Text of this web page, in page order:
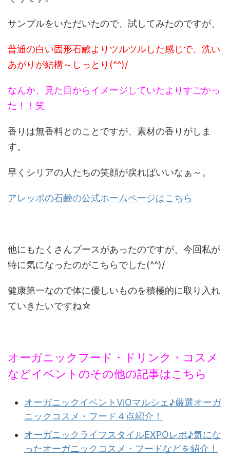
サンプルをいただいたので、試してみたのですが、
普通の白い固形石鹸よりツルツルした感じで、洗い
あがりが結構～しっとり(^^)/
なんか、見た目からイメージしていたよりすごかっ
た！！笑
香りは無香料とのことですが、素材の香りがしま
す。
早くシリアの人たちの笑顔が戻ればいいなぁ～。
アレッポの石鹸の公式ホームページはこちら
他にもたくさんブースがあったのですが、今回私が
特に気になったのがこちらでした(^^)/
健康第一なので体に優しいものを積極的に取り入れ
ていきたいですね☆
オーガニックフード・ドリンク・コスメ
などイベントのその他の記事はこちら
オーガニックイベントViOマルシェ♪厳選オーガ
ニックコスメ・フード４点紹介！
オーガニックライフスタイルEXPOレポ♪気にな
ったオーガニックコスメ・フードなどを紹介！